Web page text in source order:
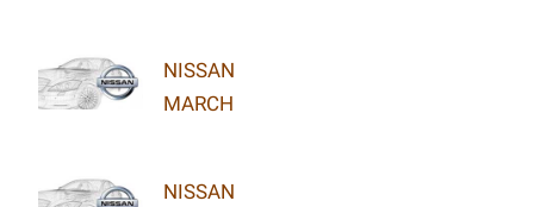
NISSAN
MARCH
NISSAN